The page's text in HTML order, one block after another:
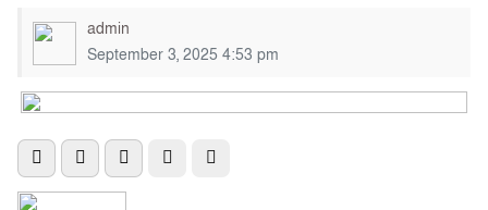
admin
September 3, 2025 4:53 pm